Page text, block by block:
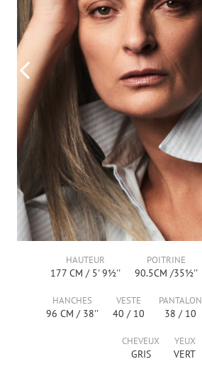
CANDIDATURE
CONTACT
HAUTEUR
177 CM / 5' 9½''
POITRINE
90.5CM /35½''
HANCHES
96 CM / 38''
VESTE
40 / 10
PANTALON
38 / 10
CHEVEUX
GRIS
YEUX
VERT